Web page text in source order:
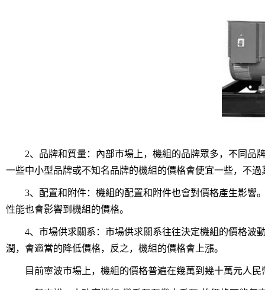
2、品牌和質量：內部市場上，機組的品牌眾多，不同品
一些中小型品牌或不知名品牌的機組的價格會便宜一些，不
3、配置和附件：機組的配置和附件也會對價格產生影響
性能也會影響到機組的價格。
4、市場供求關系：市場供求關系往往決定機組的價格波
潤，會適當的降低價格，反之，機組的價格會上漲。
目前寧波市場上，機組的價格普遍在幾萬到幾十萬元人民